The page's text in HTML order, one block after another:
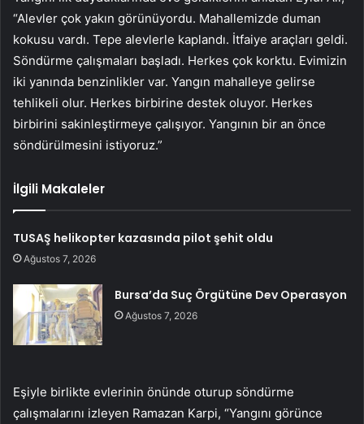
“Alevler çok yakın görünüyordu. Mahallemizde duman
kokusu vardı. Tepe alevlerle kaplandı. İtfaiye araçları geldi.
Söndürme çalışmaları başladı. Herkes çok korktu. Evimizin
iki yanında benzinlikler var. Yangın mahalleye gelirse
tehlikeli olur. Herkes birbirine destek oluyor. Herkes
birbirini sakinleştirmeye çalışıyor. Yangının bir an önce
söndürülmesini istiyoruz.”
İlgili Makaleler
TUSAŞ helikopter kazasında pilot şehit oldu
Ağustos 7, 2026
Bursa’da Suç Örgütüne Dev Operasyon
Ağustos 7, 2026
Eşiyle birlikte evlerinin önünde oturup söndürme
çalışmalarını izleyen Ramazan Karpi, “Yangını görünce